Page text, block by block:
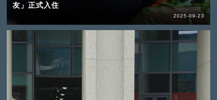
友」正式入住
2025-09-23